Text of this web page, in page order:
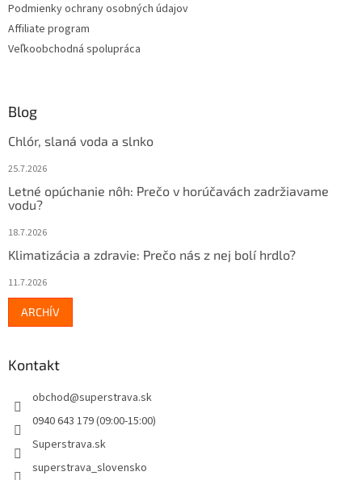
i
Podmienky ochrany osobných údajov
Affiliate program
Veľkoobchodná spolupráca
Blog
Chlór, slaná voda a slnko
25.7.2026
Letné opúchanie nôh: Prečo v horúčavách zadržiavame
vodu?
18.7.2026
Klimatizácia a zdravie: Prečo nás z nej bolí hrdlo?
11.7.2026
ARCHÍV
Kontakt
obchod@superstrava.sk
0940 643 179 (09:00-15:00)
Superstrava.sk
superstrava_slovensko